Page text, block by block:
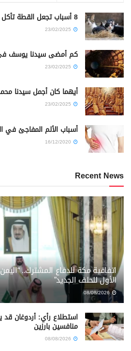
8 أسباب تجعل القطة تأكل صغارها
كم أمضى سيدنا يوسف
أيهما كان أجمل سيدنا
أسباب الألم المفاجئ في
Recent News
اتفاقية مكة للدفاع المشترك..
الأول للحلف الجديد”
08/08/2026
استطلاع رأي: أردوغان قد
منافسين بارزين